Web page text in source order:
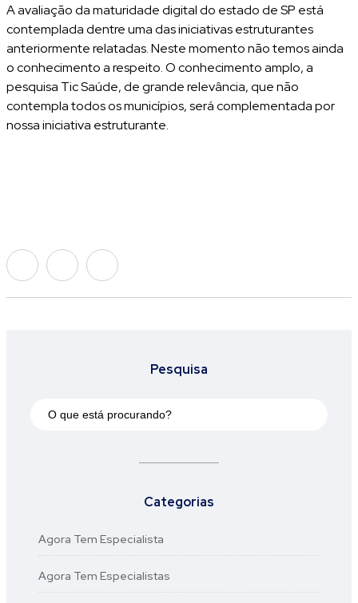
A avaliação da maturidade digital do estado de SP está
contemplada dentre uma das iniciativas estruturantes
anteriormente relatadas. Neste momento não temos ainda
o conhecimento a respeito. O conhecimento amplo, a
pesquisa Tic Saúde, de grande relevância, que não
contempla todos os municípios, será complementada por
nossa iniciativa estruturante.
Pesquisa
Categorias
Agora Tem Especialista
Agora Tem Especialistas